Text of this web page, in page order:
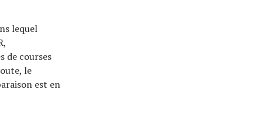
lequel
de courses
le
est en